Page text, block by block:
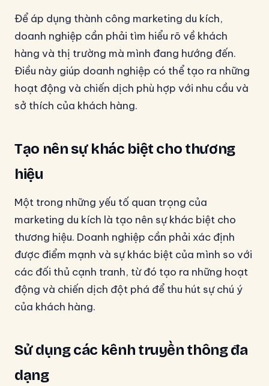
Để áp dụng thành công marketing du kích,
doanh nghiệp cần phải tìm hiểu rõ về khách
hàng và thị trường mà mình đang hướng đến.
Điều này giúp doanh nghiệp có thể tạo ra những
hoạt động và chiến dịch phù hợp với nhu cầu và
sở thích của khách hàng.
Tạo nên sự khác biệt cho thương
hiệu
Một trong những yếu tố quan trọng của
marketing du kích là tạo nên sự khác biệt cho
thương hiệu. Doanh nghiệp cần phải xác định
được điểm mạnh và sự khác biệt của mình so với
các đối thủ cạnh tranh, từ đó tạo ra những hoạt
động và chiến dịch đột phá để thu hút sự chú ý
của khách hàng.
Sử dụng các kênh truyền thông đa
dạng